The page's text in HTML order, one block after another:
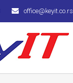
office@keyit.co.rs